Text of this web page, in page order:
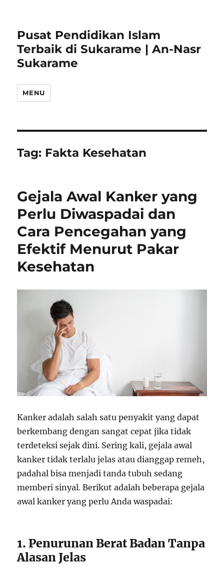
Pusat Pendidikan Islam
Terbaik di Sukarame | An-Nasr
Sukarame
MENU
Tag: Fakta Kesehatan
Gejala Awal Kanker yang
Perlu Diwaspadai dan
Cara Pencegahan yang
Efektif Menurut Pakar
Kesehatan
Kanker adalah salah satu penyakit yang dapat
berkembang dengan sangat cepat jika tidak
terdeteksi sejak dini. Sering kali, gejala awal
kanker tidak terlalu jelas atau dianggap remeh,
padahal bisa menjadi tanda tubuh sedang
memberi sinyal. Berikut adalah beberapa gejala
awal kanker yang perlu Anda waspadai:
1. Penurunan Berat Badan Tanpa
Alasan Jelas